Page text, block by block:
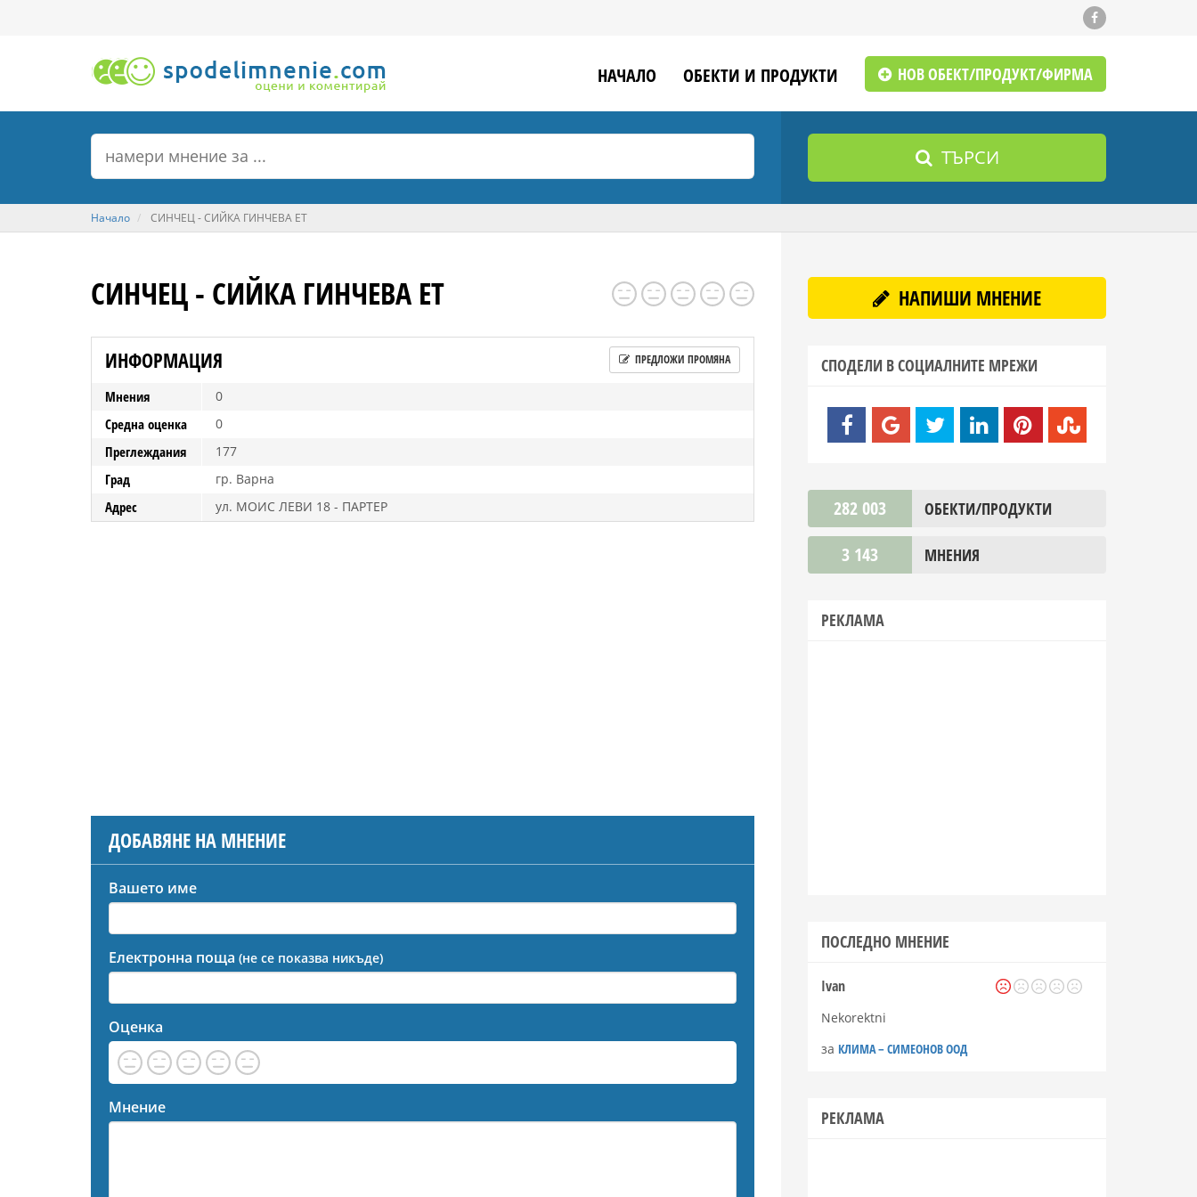
НАЧАЛО ОБЕКТИ И ПРОДУКТИ НОВ ОБЕКТ/ПРОДУКТ/ФИРМА
ТЪРСИ
Начало СИНЧЕЦ - СИЙКА ГИНЧЕВА ЕТ
СИНЧЕЦ - СИЙКА ГИНЧЕВА ЕТ
ИНФОРМАЦИЯ ПРЕДЛОЖИ ПРОМЯНА
Мнения 0
Средна оценка 0
Преглеждания 177
Град гр. Варна
Адрес ул. МОИС ЛЕВИ 18 - ПАРТЕР
ДОБАВЯНЕ НА МНЕНИЕ
Вашето име
Електронна поща (не се показва никъде)
Оценка
Мнение
НАПИШИ МНЕНИЕ
СПОДЕЛИ В СОЦИАЛНИТЕ МРЕЖИ
282 003 ОБЕКТИ/ПРОДУКТИ
3 143 МНЕНИЯ
РЕКЛАМА
ПОСЛЕДНО МНЕНИЕ
Ivan
Nekorektni
за КЛИМА – СИМЕОНОВ ООД
РЕКЛАМА